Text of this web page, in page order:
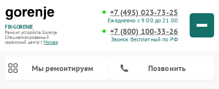
FIX-GORENJE
Ремонт устройств Gorenje
Специализированный
cервисный центр г.Москва
+7 (495) 023-73-25
Ежедневно с 9:00 до 21:00
+7 (800) 100-33-26
Звонок бесплатный по РФ
Мы ремонтируем Позвонить